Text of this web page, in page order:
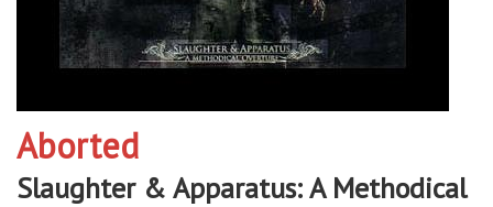
Aborted
Slaughter & Apparatus: A Methodical